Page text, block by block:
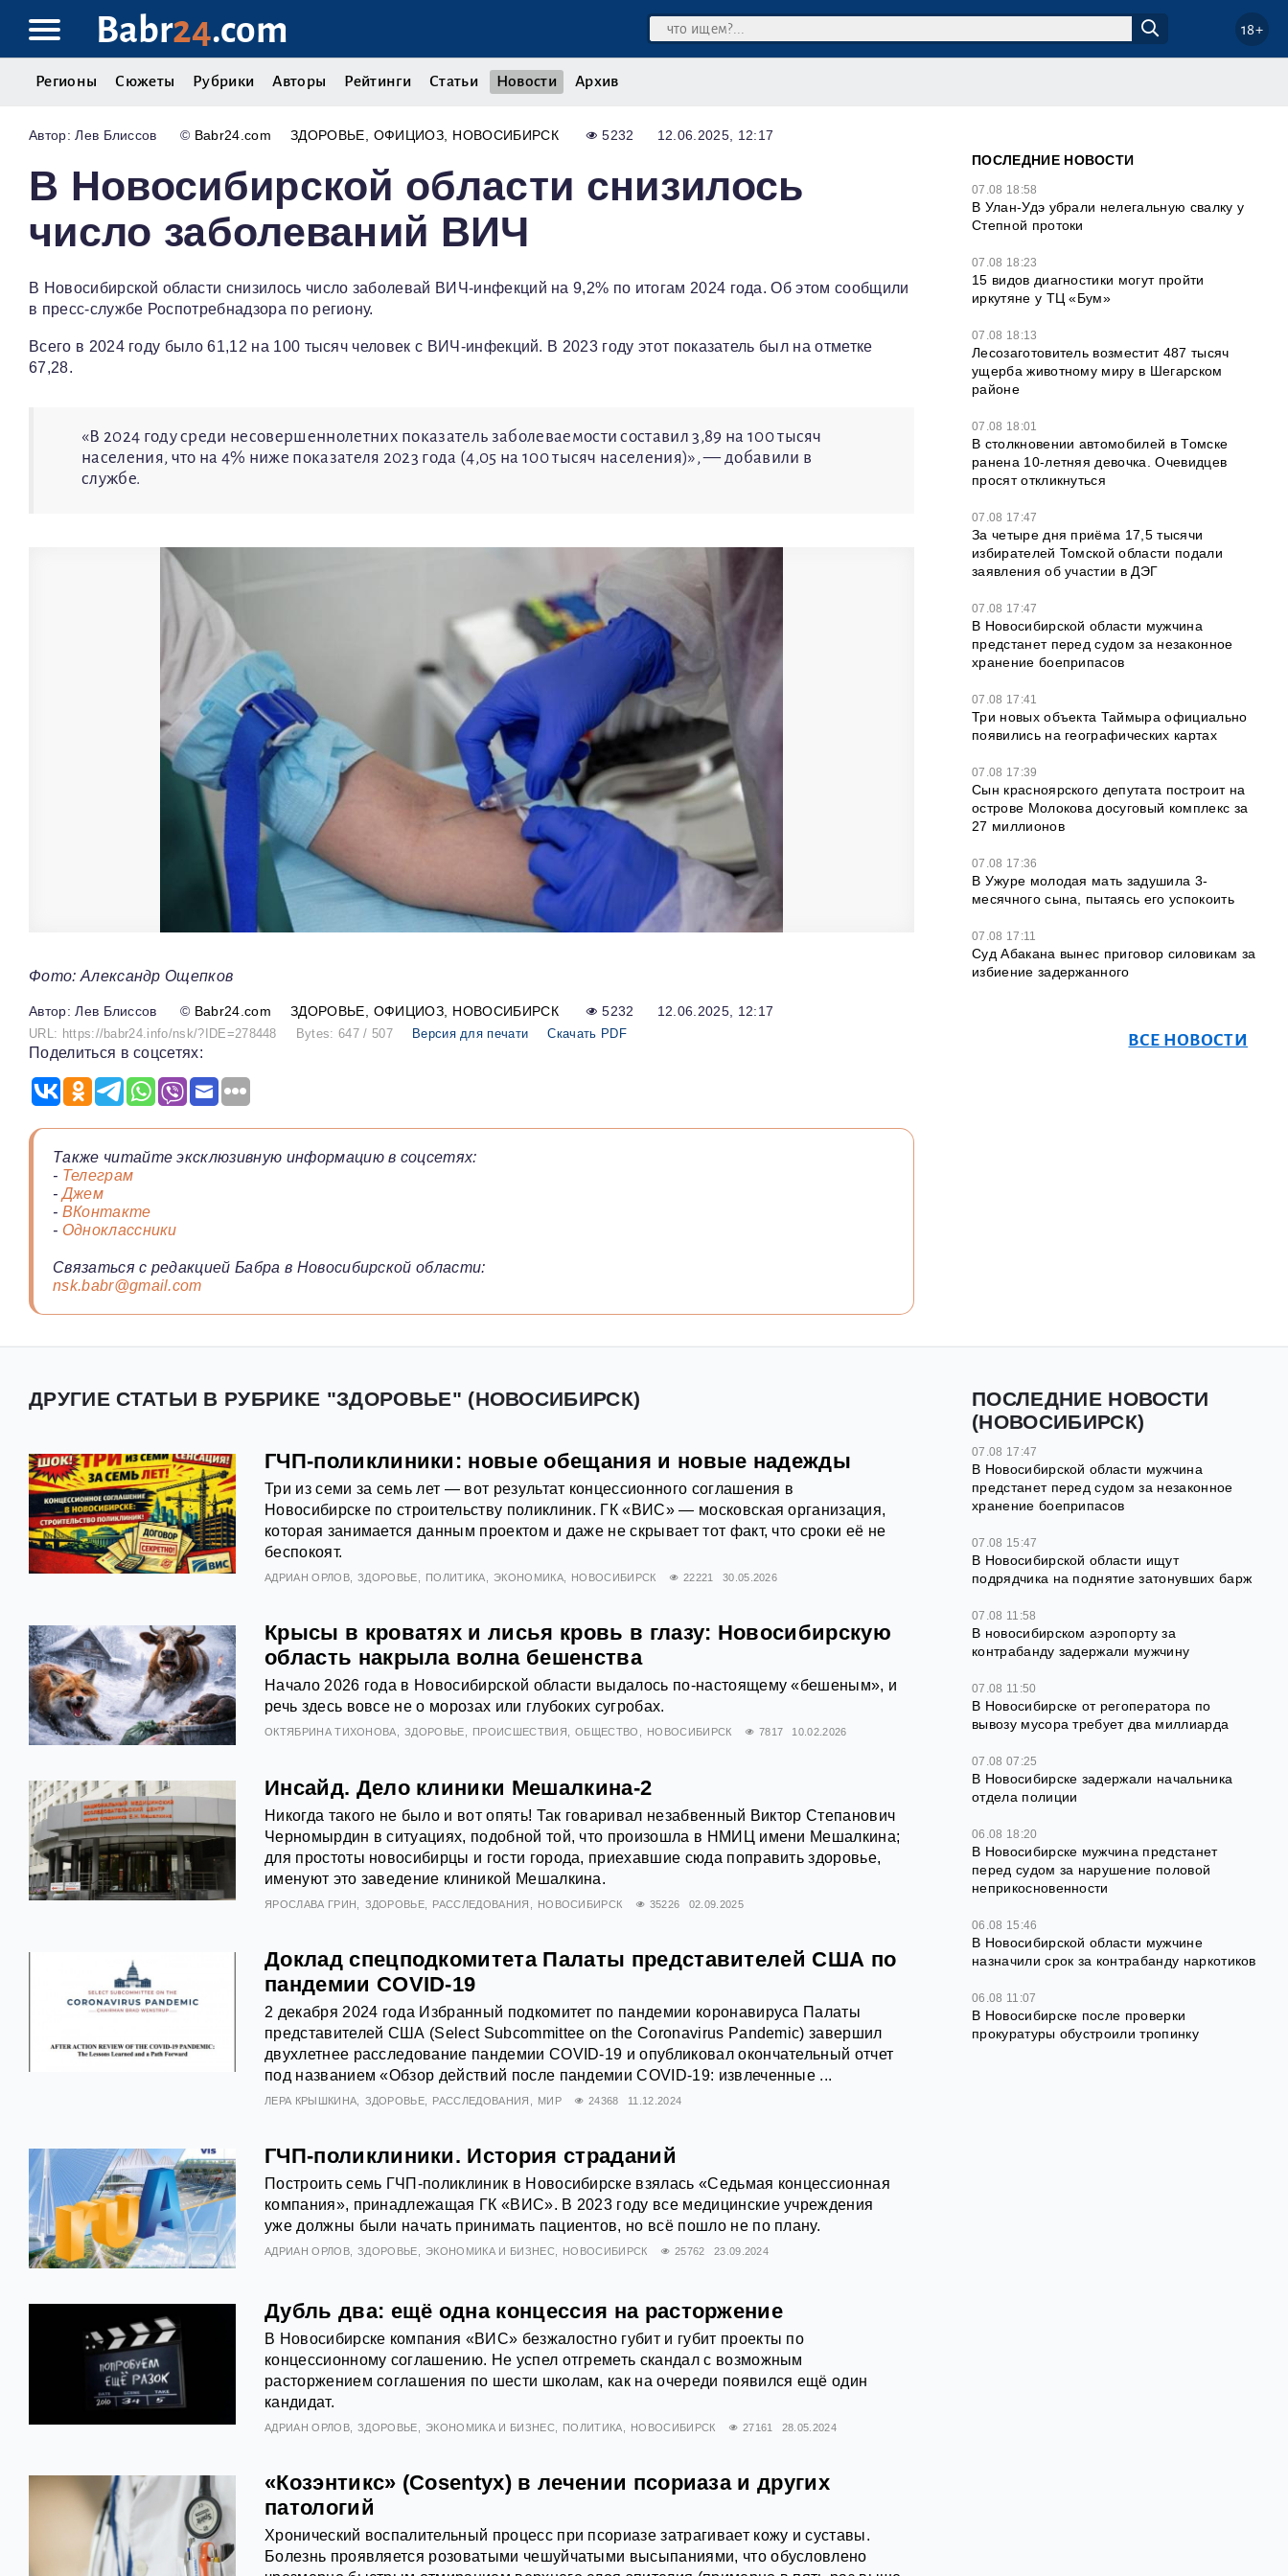
Babr24.com 18+
Регионы Сюжеты Рубрики Авторы Рейтинги Статьи Новости Архив
Лев Блиссов © Babr24.com ЗДОРОВЬЕ ОФИЦИОЗ НОВОСИБИРСК 5232 12.06.2025, 12:17
В Новосибирской области снизилось
число заболеваний ВИЧ
В Новосибирской области снизилось число заболевай ВИЧ-инфекций на 9,2% по итогам 2024 года. Об этом сообщили
в пресс-службе Роспотребнадзора по региону.
Всего в 2024 году было 61,12 на 100 тысяч человек с ВИЧ-инфекций. В 2023 году этот показатель был на отметке
67,28.
«В 2024 году среди несовершеннолетних показатель заболеваемости составил 3,89 на 100 тысяч
населения, что на 4% ниже показателя 2023 года (4,05 на 100 тысяч населения)», — добавили в
службе.
Фото: Александр Ощепков
Лев Блиссов © Babr24.com ЗДОРОВЬЕ ОФИЦИОЗ НОВОСИБИРСК 5232 12.06.2025, 12:17
URL: https://babr24.info/nsk/?IDE=278448 Bytes: 647 / 507 Версия для печати Скачать PDF
Поделиться в соцсетях:
Также читайте эксклюзивную информацию в соцсетях:
- Телеграм
-Джем
- ВКонтакте
- Одноклассники
Связаться с редакцией Бабра в Новосибирской области:
nsk.babr@gmail.com
ПОСЛЕДНИЕ НОВОСТИ
07.08 18:58
В Улан-Удэ убрали нелегальную свалку у
Степной протоки
07.08 18:23
15 видов диагностики могут пройти
иркутяне у ТЦ «Бум»
07.08 18:13
Лесозаготовитель возместит 487 тысяч
ущерба животному миру в Шегарском
районе
07.08 18:01
В столкновении автомобилей в Томске
ранена 10-летняя девочка. Очевидцев
просят откликнуться
07.08 17:47
За четыре дня приёма 17,5 тысячи
избирателей Томской области подали
заявления об участии в ДЭГ
07.08 17:47
В Новосибирской области мужчина
предстанет перед судом за незаконное
хранение боеприпасов
07.08 17:41
Три новых объекта Таймыра официально
появились на географических картах
07.08 17:39
Сын красноярского депутата построит на
острове Молокова досуговый комплекс за
27 миллионов
07.08 17:36
В Ужуре молодая мать задушила 3-
месячного сына, пытаясь его успокоить
07.08 17:11
Суд Абакана вынес приговор силовикам за
избиение задержанного
ВСЕ НОВОСТИ
ДРУГИЕ СТАТЬИ В РУБРИКЕ "ЗДОРОВЬЕ" (НОВОСИБИРСК)
ГЧП-поликлиники: новые обещания и новые надежды
Три из семи за семь лет — вот результат концессионного соглашения в
Новосибирске по строительству поликлиник. ГК «ВИС» — московская организация,
которая занимается данным проектом и даже не скрывает тот факт, что сроки её не
беспокоят.
АДРИАН ОРЛОВ ЗДОРОВЬЕ ПОЛИТИКА ЭКОНОМИКА НОВОСИБИРСК 22221 30.05.2026
Крысы в кроватях и лисья кровь в глазу: Новосибирскую
область накрыла волна бешенства
Начало 2026 года в Новосибирской области выдалось по-настоящему «бешеным», и
речь здесь вовсе не о морозах или глубоких сугробах.
ОКТЯБРИНА ТИХОНОВА ЗДОРОВЬЕ ПРОИСШЕСТВИЯ ОБЩЕСТВО НОВОСИБИРСК 7817 10.02.2026
Инсайд. Дело клиники Мешалкина-2
Никогда такого не было и вот опять! Так говаривал незабвенный Виктор Степанович
Черномырдин в ситуациях, подобной той, что произошла в НМИЦ имени Мешалкина;
для простоты новосибирцы и гости города, приехавшие сюда поправить здоровье,
именуют это заведение клиникой Мешалкина.
ЯРОСЛАВА ГРИН ЗДОРОВЬЕ РАССЛЕДОВАНИЯ НОВОСИБИРСК 35226 02.09.2025
Доклад спецподкомитета Палаты представителей США по
пандемии COVID-19
2 декабря 2024 года Избранный подкомитет по пандемии коронавируса Палаты
представителей США (Select Subcommittee on the Coronavirus Pandemic) завершил
двухлетнее расследование пандемии COVID-19 и опубликовал окончательный отчет
под названием «Обзор действий после пандемии COVID-19: извлеченные ...
ЛЕРА КРЫШКИНА ЗДОРОВЬЕ РАССЛЕДОВАНИЯ МИР 24368 11.12.2024
ГЧП-поликлиники. История страданий
Построить семь ГЧП-поликлиник в Новосибирске взялась «Седьмая концессионная
компания», принадлежащая ГК «ВИС». В 2023 году все медицинские учреждения
уже должны были начать принимать пациентов, но всё пошло не по плану.
АДРИАН ОРЛОВ ЗДОРОВЬЕ ЭКОНОМИКА И БИЗНЕС НОВОСИБИРСК 25762 23.09.2024
Дубль два: ещё одна концессия на расторжение
В Новосибирске компания «ВИС» безжалостно губит и губит проекты по
концессионному соглашению. Не успел отгреметь скандал с возможным
расторжением соглашения по шести школам, как на очереди появился ещё один
кандидат.
АДРИАН ОРЛОВ ЗДОРОВЬЕ ЭКОНОМИКА И БИЗНЕС ПОЛИТИКА НОВОСИБИРСК 27161 28.05.2024
«Козэнтикс» (Cosentyx) в лечении псориаза и других
патологий
Хронический воспалительный процесс при псориазе затрагивает кожу и суставы.
Болезнь проявляется розоватыми чешуйчатыми высыпаниями, что обусловлено
ПОСЛЕДНИЕ НОВОСТИ
(НОВОСИБИРСК)
07.08 17:47
В Новосибирской области мужчина
предстанет перед судом за незаконное
хранение боеприпасов
07.08 15:47
В Новосибирской области ищут
подрядчика на поднятие затонувших барж
07.08 11:58
В новосибирском аэропорту за
контрабанду задержали мужчину
07.08 11:50
В Новосибирске от регоператора по
вывозу мусора требует два миллиарда
07.08 07:25
В Новосибирске задержали начальника
отдела полиции
06.08 18:20
В Новосибирске мужчина предстанет
перед судом за нарушение половой
неприкосновенности
06.08 15:46
В Новосибирской области мужчине
назначили срок за контрабанду наркотиков
06.08 11:07
В Новосибирске после проверки
прокуратуры обустроили тропинку